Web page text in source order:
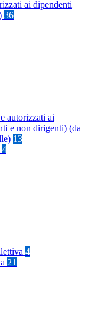
ai dipendenti
36
autorizzati ai
e non dirigenti) (da
13
4
4
21